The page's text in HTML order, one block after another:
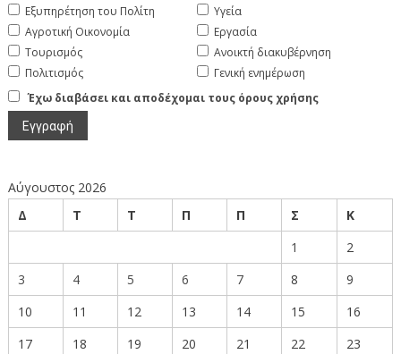
Εξυπηρέτηση του Πολίτη
Αγροτική Οικονομία
Τουρισμός
Πολιτισμός
Υγεία
Εργασία
Ανοικτή διακυβέρνηση
Γενική ενημέρωση
Έχω διαβάσει και αποδέχομαι τους όρους χρήσης
Αύγουστος 2026
Δ
Τ Τ Π Π Σ
Κ
1
2
3
4 5 6 7 8
9
10
11 12 13 14 15
16
17
18 19 20 21 22
23